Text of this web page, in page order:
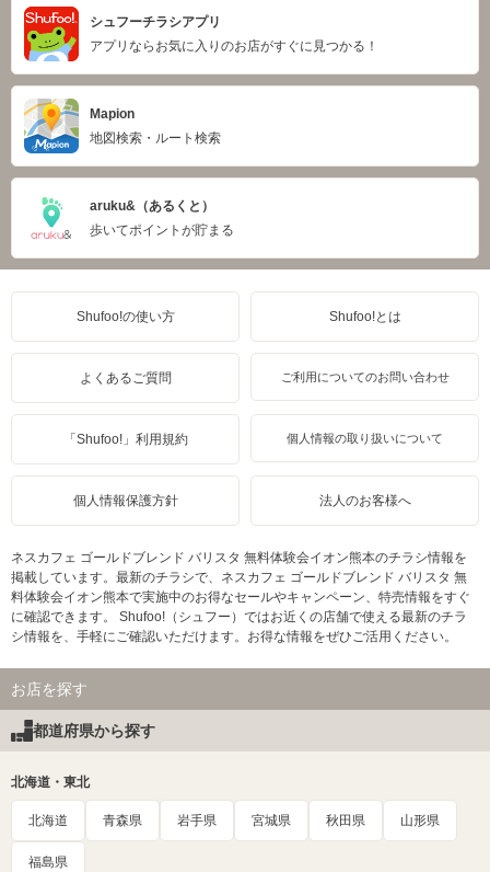
シュフーチラシアプリ
アプリならお気に入りのお店がすぐに見つかる！
Mapion
地図検索・ルート検索
aruku&（あるくと）
歩いてポイントが貯まる
Shufoo!の使い方 Shufoo!とは
よくあるご質問 ご利用についてのお問い合わせ
「Shufoo!」利用規約 個人情報の取り扱いについて
個人情報保護方針 法人のお客様へ
ネスカフェ ゴールドブレンド バリスタ 無料体験会イオン熊本のチラシ情報を
掲載しています。最新のチラシで、ネスカフェ ゴールドブレンド バリスタ 無
料体験会イオン熊本で実施中のお得なセールやキャンペーン、特売情報をすぐ
に確認できます。 Shufoo!（シュフー）ではお近くの店舗で使える最新のチラ
シ情報を、手軽にご確認いただけます。お得な情報をぜひご活用ください。
お店を探す
都道府県から探す
北海道・東北
北海道 青森県 岩手県 宮城県 秋田県 山形県
福島県